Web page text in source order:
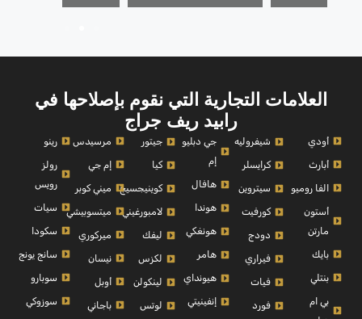
العلامات التجارية التي نقوم بإصلاحها في
رابيد ريف جراج
أودي
أبارث
الفا روميو
أستون
مارتن
بايك
بنتلي
بي ام
شيفروليه
كرايسلر
سيتروين
كورفيت
دودج
فيراري
فيات
فورد
جي دبليو
إم
هافال
هوندا
هونغكي
هامر
هيونداي
إنفينيتي
جيتور
كيا
كوينيجسيج
لامبورغيني
ليفك
لكزس
لينكولن
لوتس
مرسيدس
إم جي
ميني كوبر
ميتسوبيشي
ميركوري
نيسان
أوبل
باجاني
رينو
رولز
رويس
سيات
سكودا
سانج يونج
سوبارو
سوزوكي